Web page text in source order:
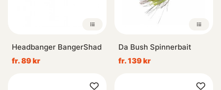
Headbanger BangerShad
fr. 89 kr
Da Bush Spinnerbait
fr. 139 kr